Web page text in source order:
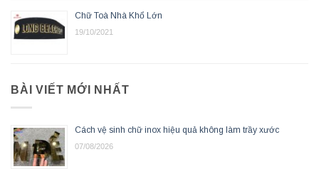
Chữ Toà Nhà Khổ Lớn
19/10/2021
BÀI VIẾT MỚI NHẤT
Cách vệ sinh chữ inox hiệu quả không làm trầy xước
07/08/2026